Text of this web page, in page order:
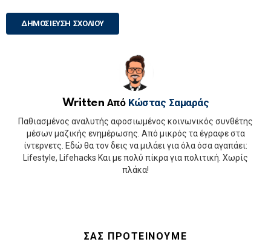
Written Από Κώστας Σαμαράς
Παθιασμένος αναλυτής αφοσιωμένος κοινωνικός συνθέτης
μέσων μαζικής ενημέρωσης. Από μικρός τα έγραφε στα
ίντερνετς. Εδώ θα τον δεις να μιλάει για όλα όσα αγαπάει:
Lifestyle, Lifehacks Και με πολύ πίκρα για πολιτική. Χωρίς
πλάκα!
ΣΑΣ ΠΡΟΤΕΙΝΟΥΜΕ